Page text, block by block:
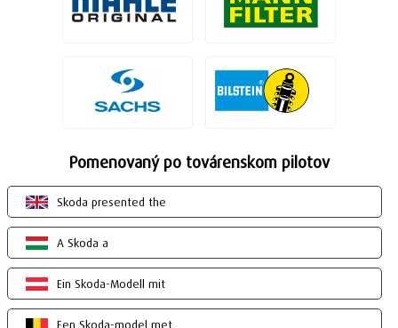
Pomenovaný po továrenskom pilotov
Skoda presented the
A Skoda a
Ein Skoda-Modell mit
Een Skoda-model met